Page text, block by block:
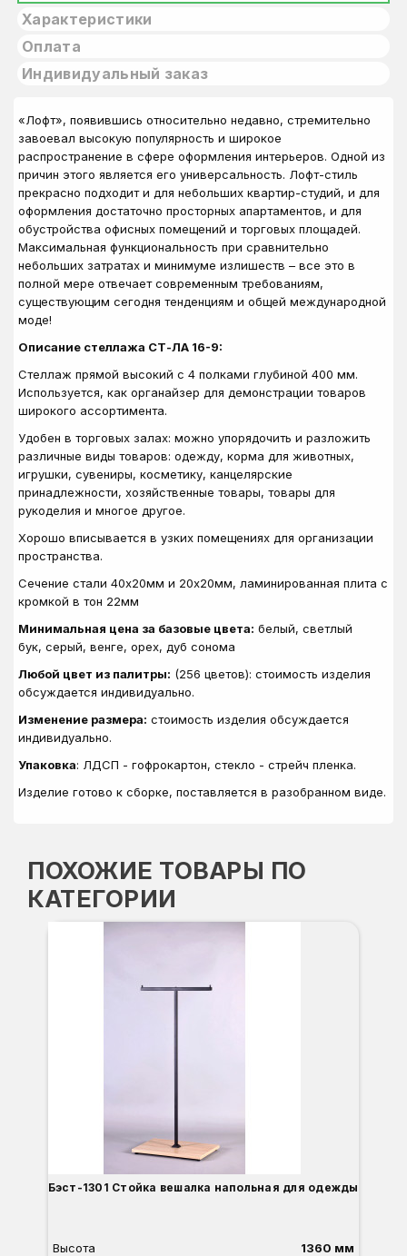
Характеристики
Оплата
Индивидуальный заказ
«Лофт», появившись относительно недавно, стремительно
завоевал высокую популярность и широкое
распространение в сфере оформления интерьеров. Одной из
причин этого является его универсальность. Лофт-стиль
прекрасно подходит и для небольших квартир-студий, и для
оформления достаточно просторных апартаментов, и для
обустройства офисных помещений и торговых площадей.
Максимальная функциональность при сравнительно
небольших затратах и минимуме излишеств – все это в
полной мере отвечает современным требованиям,
существующим сегодня тенденциям и общей международной
моде!
Описание стеллажа СТ-ЛА 16-9:
Стеллаж прямой высокий с 4 полками глубиной 400 мм.
Используется, как органайзер для демонстрации товаров
широкого ассортимента.
Удобен в торговых залах: можно упорядочить и разложить
различные виды товаров: одежду, корма для животных,
игрушки, сувениры, косметику, канцелярские
принадлежности, хозяйственные товары, товары для
рукоделия и многое другое.
Хорошо вписывается в узких помещениях для организации
пространства.
Сечение стали 40х20мм и 20х20мм, ламинированная плита с
кромкой в тон 22мм
Минимальная цена за базовые цвета: белый, светлый
бук, серый, венге, орех, дуб сонома
Любой цвет из палитры: (256 цветов): стоимость изделия
обсуждается индивидуально.
Изменение размера: стоимость изделия обсуждается
индивидуально.
Упаковка: ЛДСП - гофрокартон, стекло - стрейч пленка.
Изделие готово к сборке, поставляется в разобранном виде.
ПОХОЖИЕ ТОВАРЫ ПО
КАТЕГОРИИ
Бэст-1301 Стойка вешалка напольная для одежды
Высота
1360 мм